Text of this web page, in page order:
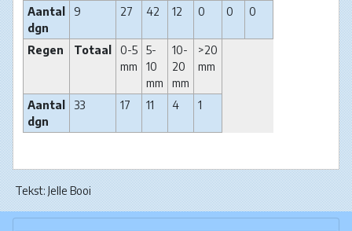
Aantal
dgn
9 27 42 12 0 0 0
Regen Totaal
0-5
mm
5-
10
mm
10-
20
mm
>20
mm
Aantal
dgn
33 17 11 4 1
Tekst: Jelle Booi